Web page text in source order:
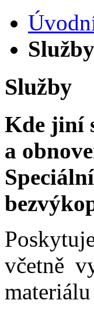
Služby
Služby
Kde jiní
a
včetně